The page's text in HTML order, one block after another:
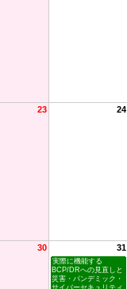
23 24
30 31
実際に機能する
BCP/DRへの見直しと
災害・パンデミック・